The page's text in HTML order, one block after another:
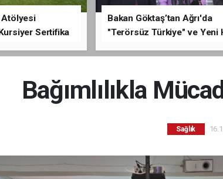
Atölyesi
Sertifika
Bakan Göktaş’tan Ağrı'da
"Terörsüz Türkiye" ve Yeni
Bağımlılıkla
Sağlık